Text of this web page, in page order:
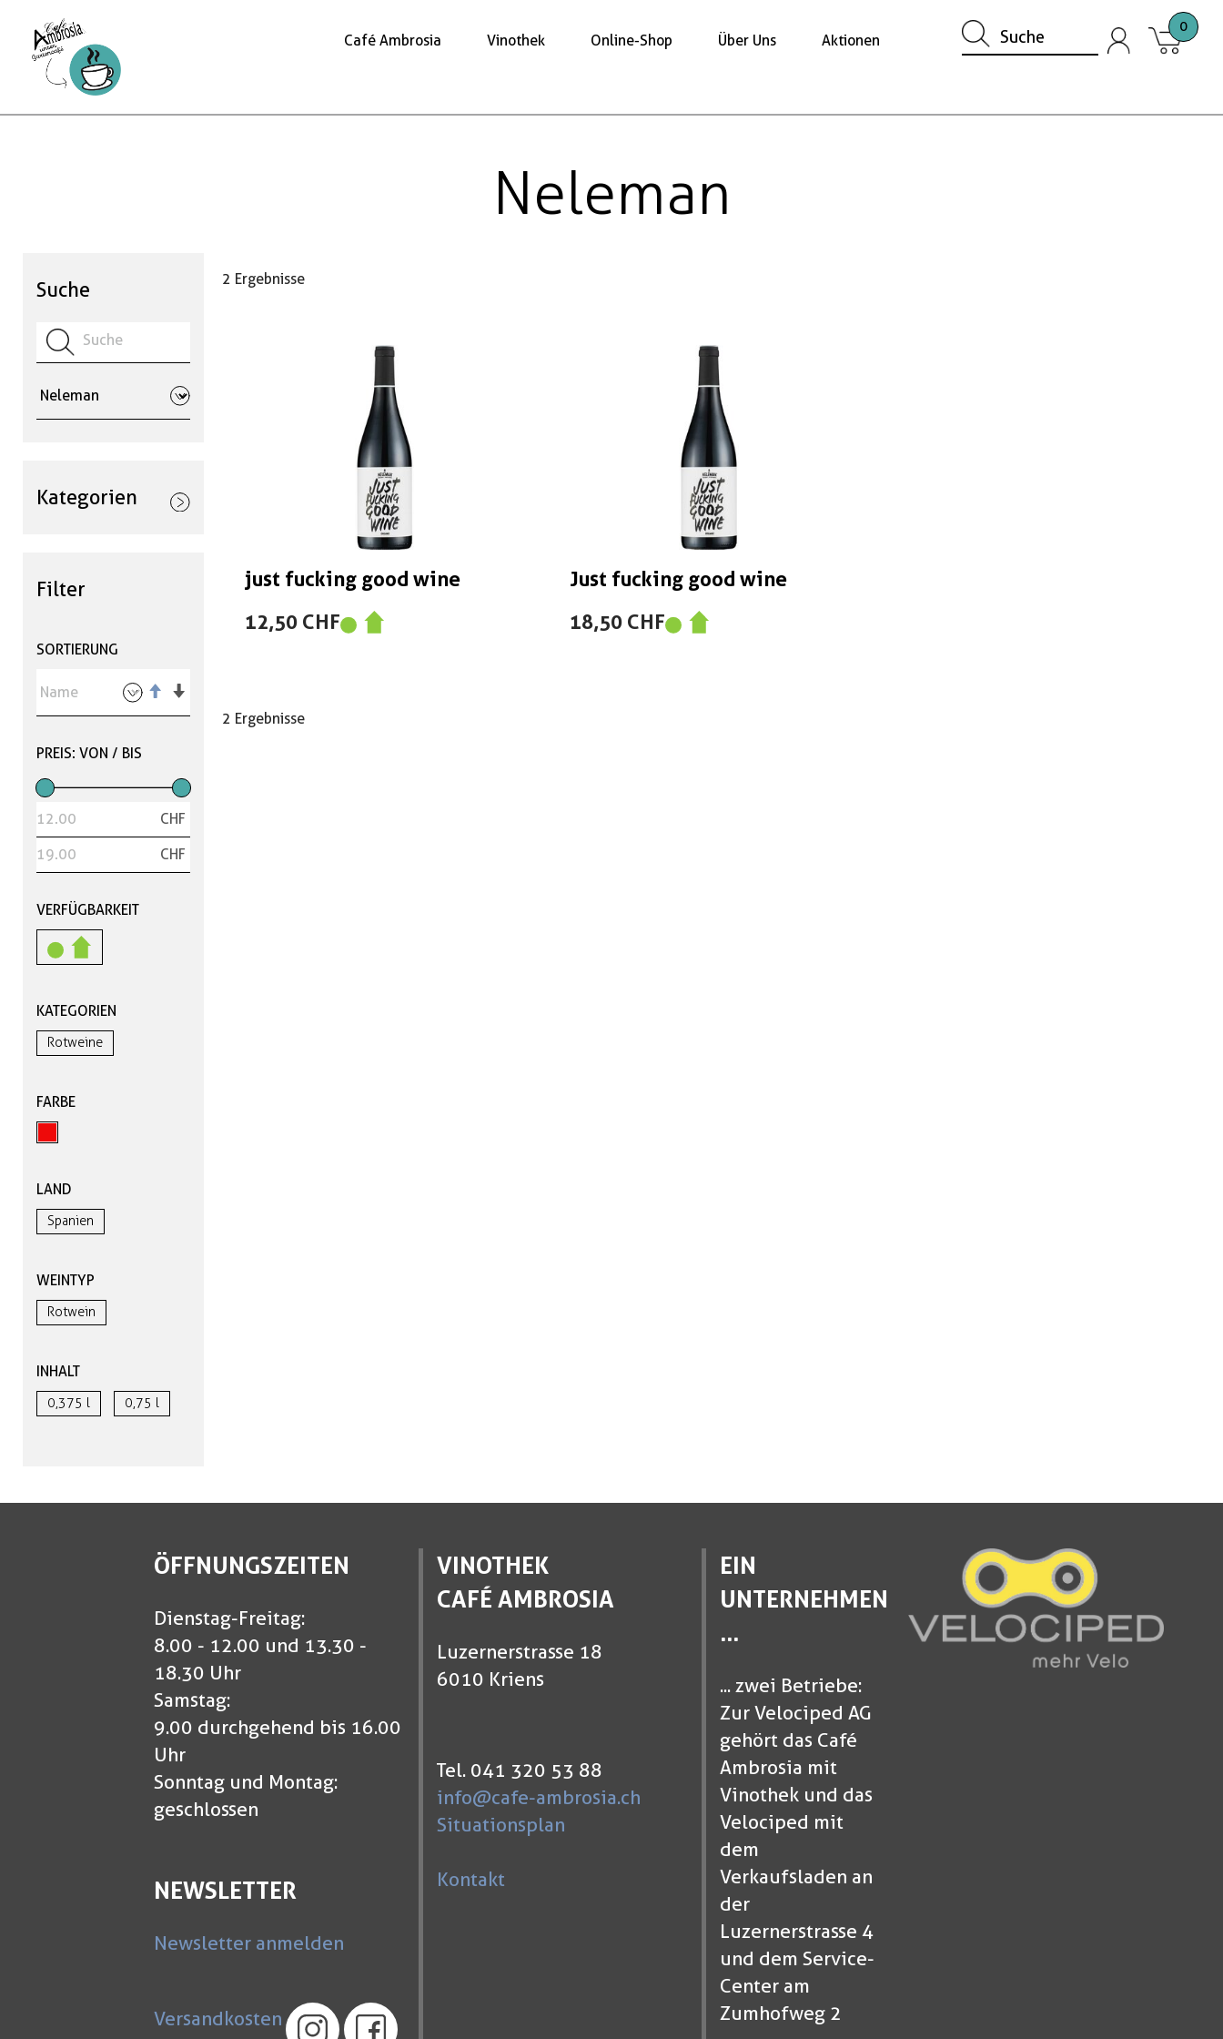
0
Café Ambrosia Vinothek Online-Shop Über Uns Aktionen
Neleman
Suche
Kategorien
Filter
SORTIERUNG
PREIS: VON / BIS
CHF
CHF
VERFÜGBARKEIT
KATEGORIEN
Rotweine
FARBE
LAND
Spanien
WEINTYP
Rotwein
INHALT
0,375 l 0,75 l
2 Ergebnisse
just fucking good wine
12,50 CHF
Just fucking good wine
18,50 CHF
2 Ergebnisse
ÖFFNUNGSZEITEN
Dienstag-Freitag:
8.00 - 12.00 und 13.30 -
18.30 Uhr
Samstag:
9.00 durchgehend bis 16.00
Uhr
Sonntag und Montag:
geschlossen
NEWSLETTER
Newsletter anmelden
Versandkosten
VINOTHEK
CAFÉ AMBROSIA
Luzernerstrasse 18
6010 Kriens
Tel. 041 320 53 88
info@cafe-ambrosia.ch
Situationsplan
Kontakt
EIN
UNTERNEHMEN
...
... zwei Betriebe:
Zur Velociped AG
gehört das Café
Ambrosia mit
Vinothek und das
Velociped mit
dem
Verkaufsladen an
der
Luzernerstrasse 4
und dem Service-
Center am
Zumhofweg 2